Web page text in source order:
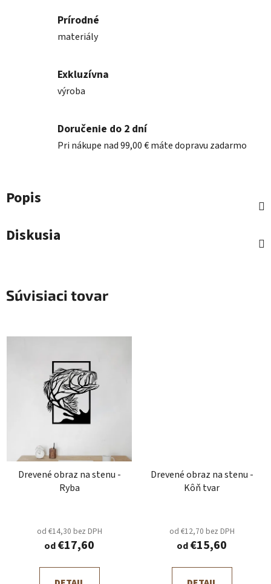
Prírodné
materiály
Exkluzívna
výroba
Doručenie do 2 dní
Pri nákupe nad 99,00 € máte dopravu zadarmo
Popis
Diskusia
Súvisiaci tovar
Drevené obraz na stenu -
Ryba
od €14,30 bez DPH
od€17,60
Drevené obraz na stenu -
Kôň tvar
od €12,70 bez DPH
od€15,60